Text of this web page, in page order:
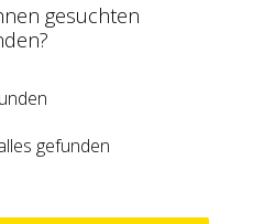
gesuchten
gefunden